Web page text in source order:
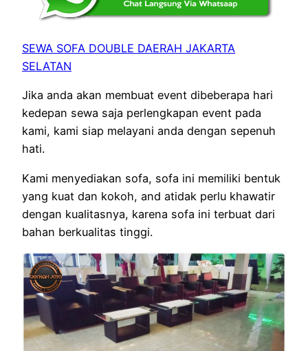
SEWA SOFA DOUBLE DAERAH JAKARTA
SELATAN
Jika anda akan membuat event dibeberapa hari
kedepan sewa saja perlengkapan event pada
kami, kami siap melayani anda dengan sepenuh
hati.
Kami menyediakan sofa, sofa ini memiliki bentuk
yang kuat dan kokoh, and atidak perlu khawatir
dengan kualitasnya, karena sofa ini terbuat dari
bahan berkualitas tinggi.